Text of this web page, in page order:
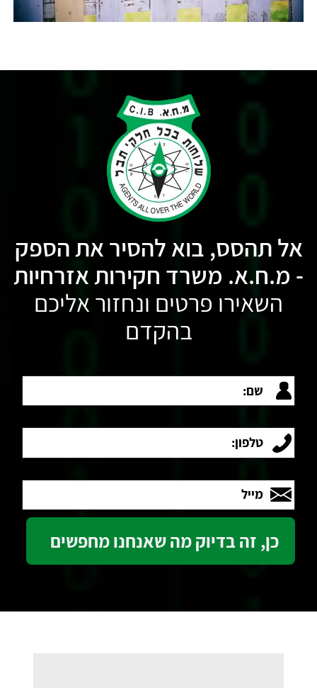
אל תהסס, בוא להסיר את הספק
- מ.ח.א. משרד חקירות אזרחיות
השאירו פרטים ונחזור אליכם
בהקדם
שם:
טלפון:
מייל